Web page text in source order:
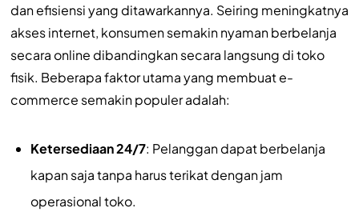
dan efisiensi yang ditawarkannya. Seiring meningkatnya
akses internet, konsumen semakin nyaman berbelanja
secara online dibandingkan secara langsung di toko
fisik. Beberapa faktor utama yang membuat e-
commerce semakin populer adalah:
Ketersediaan 24/7: Pelanggan dapat berbelanja
kapan saja tanpa harus terikat dengan jam
operasional toko.